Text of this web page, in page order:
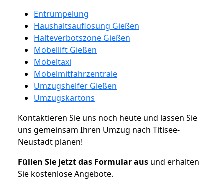
Entrümpelung
Haushaltsauflösung Gießen
Halteverbotszone Gießen
Möbellift Gießen
Möbeltaxi
Möbelmitfahrzentrale
Umzugshelfer Gießen
Umzugskartons
Kontaktieren Sie uns noch heute und lassen Sie
uns gemeinsam Ihren Umzug nach Titisee-
Neustadt planen!
Füllen Sie jetzt das Formular aus und erhalten
Sie kostenlose Angebote.